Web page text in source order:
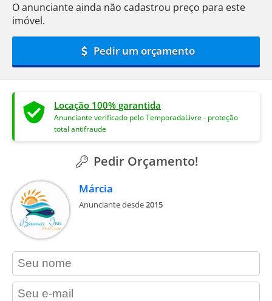
O anunciante ainda não cadastrou preço para este
imóvel.
Pedir um orçamento
Locação 100% garantida
Anunciante verificado pelo TemporadaLivre - proteção
total antifraude
Pedir Orçamento!
Márcia
Anunciante desde2015
contact_name
contact_email